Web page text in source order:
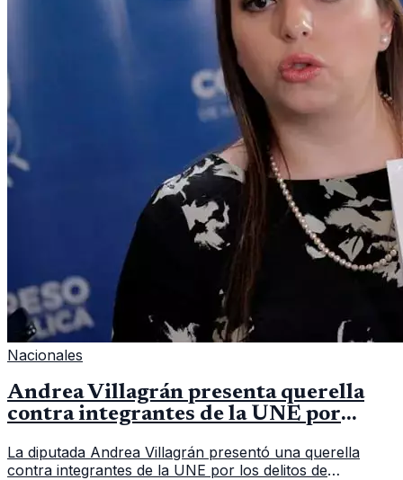
Nacionales
Andrea Villagrán presenta querella
contra integrantes de la UNE por
La diputada Andrea Villagrán presentó una querella
contra integrantes de la UNE por los delitos de